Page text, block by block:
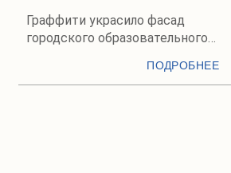
Граффити украсило фасад
городского образовательного
ПОДРОБНЕЕ